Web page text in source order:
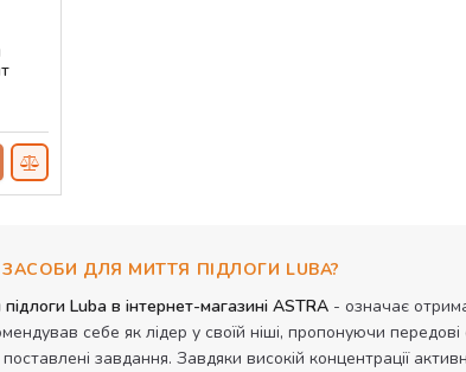
ДЛЯ МИТТЯ ПІДЛОГИ LUBA?
Luba в інтернет-магазині ASTRA - означає
себе як лідер у своїй ніші, пропонуючи
завдання. Завдяки високій концентрації